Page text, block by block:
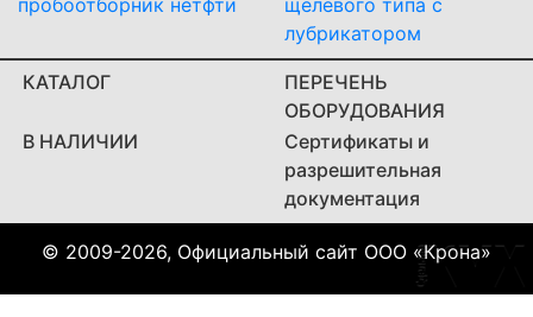
пробоотборник нетфти
щелевого типа с
лубрикатором
КАТАЛОГ
ПЕРЕЧЕНЬ
ОБОРУДОВАНИЯ
В НАЛИЧИИ
Сертификаты и
разрешительная
документация
© 2009-2026, Официальный сайт ООО «Крона»